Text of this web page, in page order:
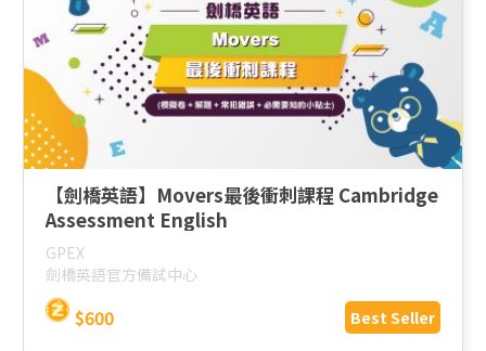
【劍橋英語】Movers最後衝刺課程 Cambridge
Assessment English
GPEX
劍橋英語官方備試中心
$600 Best Seller